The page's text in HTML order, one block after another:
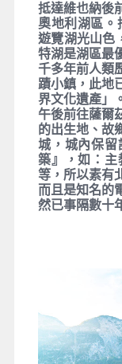
抵達維也納後
奧地利湖區。
遊覽湖光山色
特湖是湖區最
千多年前人類
蹟小鎮，此地
界文化遺產」。
午後前往薩爾
的出生地、故
城，城內保留
築』，如：
等，所以素有
而且是知名的
然已事隔數十